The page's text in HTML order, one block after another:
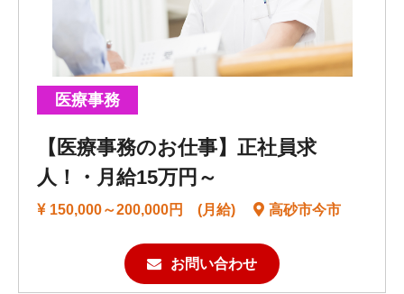
医療事務
【医療事務のお仕事】正社員求
人！・月給15万円～
150,000～200,000円 (月給) 高砂市今市
お問い合わせ